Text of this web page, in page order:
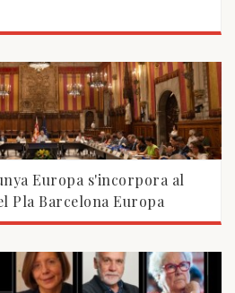
Europa s'incorpora al
Pla Barcelona Europa